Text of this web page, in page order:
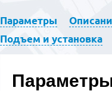
Параметры
Подъем и установка